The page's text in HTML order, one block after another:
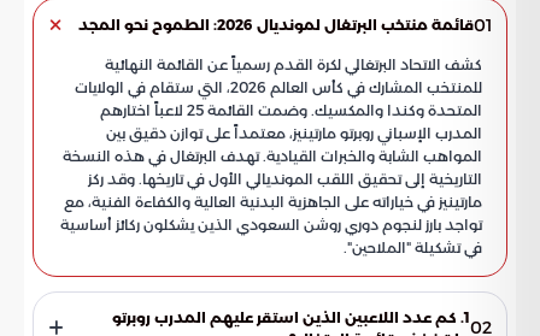
01قائمة منتخب البرتغال لمونديال 2026: الطموح نحو المجد
كشف الاتحاد البرتغالي لكرة القدم رسمياً عن القائمة النهائية
للمنتخب المشارك في كأس العالم 2026، التي ستقام في الولايات
المتحدة وكندا والمكسيك. وضمت القائمة 25 لاعباً اختارهم
المدرب الإسباني روبرتو مارتينيز، معتمداً على توازن دقيق بين
المواهب الشابة والخبرات القيادية. تهدف البرتغال في هذه النسخة
التاريخية إلى تحقيق اللقب المونديالي الأول في تاريخها. وقد ركز
مارتينيز في خياراته على الجاهزية البدنية العالية والكفاءة الفنية، مع
تواجد بارز لنجوم دوري روشن السعودي الذين يشكلون ركائز أساسية
في تشكيلة "الملاحين".
02 1. كم عدد اللاعبين الذين استقر عليهم المدرب روبرتو